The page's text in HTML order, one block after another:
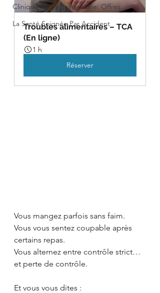
Clinique PSB à Sainte-Julie: Offres
La Santé Soignée Par Accident
Troubles alimentaires – TCA
(En ligne)
1 h
Réserver
Vous mangez parfois sans faim.
Vous vous sentez coupable après
certains repas.
Vous alternez entre contrôle strict…
et perte de contrôle.
Et vous vous dites :